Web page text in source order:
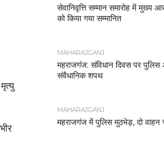
सेवानिवृत्ति सम्मान समारोह में मुख्य
को किया गया सम्मानित
MAHARAJGANJ
महराजगंज: संविधान दिवस पर पुलिस
संवैधानिक शपथ
MAHARAJGANJ
महराजगंज में पुलिस मुठभेड़, दो वाहन